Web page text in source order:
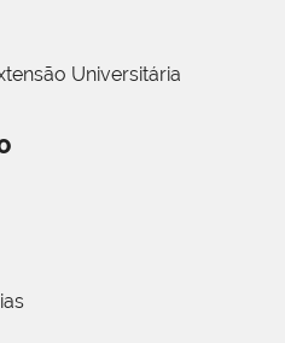
Universitária